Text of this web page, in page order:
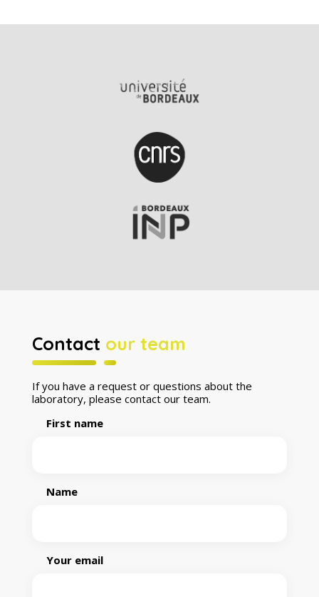
Contact our team
If you have a request or questions about the
laboratory, please contact our team.
First name
Name
Your email